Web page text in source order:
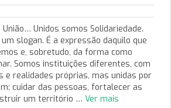
Unidos somos Solidariedade.
slogan. É a expressão daquilo que
e, sobretudo, da forma como
Somos instituições diferentes, com
e realidades próprias, mas unidas por
cuidar das pessoas, fortalecer as
um território … Ver mais